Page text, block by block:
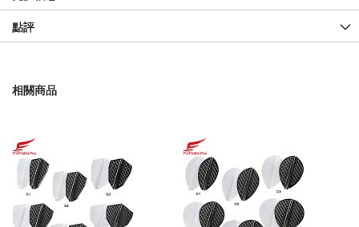
點評
相關商品